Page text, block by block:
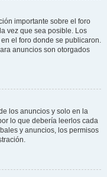
importante sobre el foro
vez que sea posible. Los
el foro donde se publicaron.
anuncios son otorgados
los anuncios y solo en la
lo que debería leerlos cada
y anuncios, los permisos